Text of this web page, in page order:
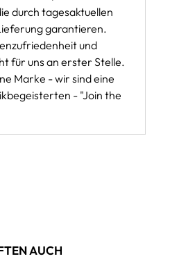
durch tagesaktuellen
garantieren.
und
für uns an erster Stelle.
Marke - wir sind eine
- "Join the
AUCH